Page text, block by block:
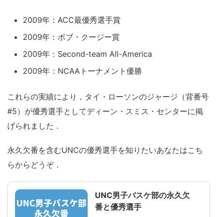
2009年：ACC最優秀選手賞
2009年：ボブ・クージー賞
2009年：Second-team All-America
2009年：NCAAトーナメント優勝
これらの実績により，タイ・ローソンのジャージ（背番号
#5）が優秀選手としてディーン・スミス・センターに掲
げられました．
永久欠番を含むUNCの優秀選手を知りたいあなたはこち
らからどうぞ．
UNC男子バスケ部の永久欠
番と優秀選手